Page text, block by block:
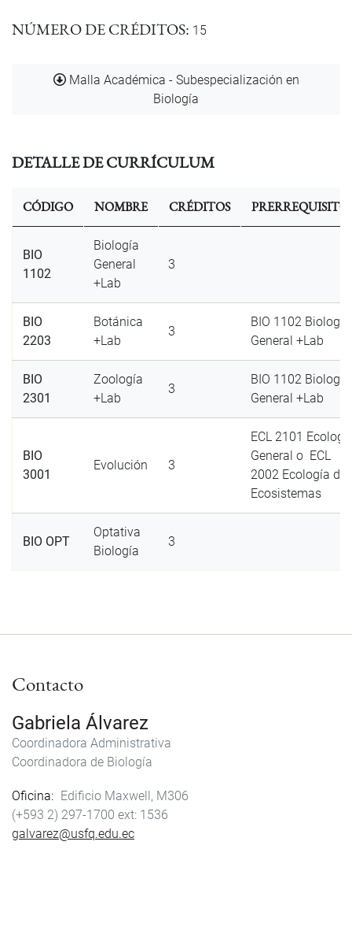
NÚMERO DE CRÉDITOS 15
DocumentoMalla Académica - Subespecialización en
Biología
DETALLE DE CURRÍCULUM
CÓDIGO NOMBRE CRÉDITOS
BIO
1102
Biología
General
+Lab
3
BIO
2203
Botánica
+Lab
3
BIO 1102 Biología
General +Lab
BIO
2301
Zoología
+Lab
3
BIO 1102 Biología
General +Lab
BIO
3001
Evolución 3
ECL 2101
General o ECL
2002 Ecología de
Ecosistemas
BIO OPT
Optativa
Biología
3
Contacto
Gabriela Álvarez
Coordinadora Administrativa
Coordinadora de Biología
Oficina
Edificio Maxwell, M306
(+593 2) 297-1700
1536
galvarez@usfq.edu.ec